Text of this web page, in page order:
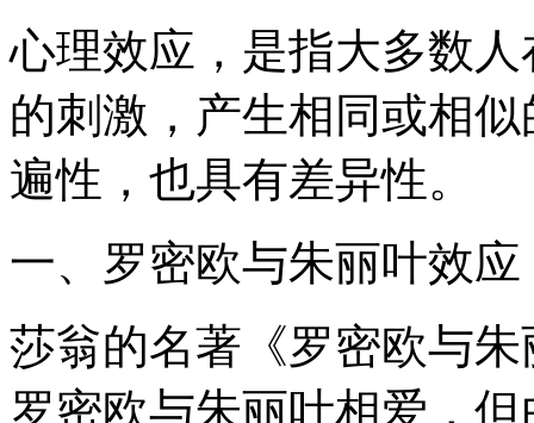
心理效应，是指大多数
的刺激，产生相同或相
遍性，也具有差异性。
一、罗密欧与朱丽叶效应
莎翁的名著《罗密欧与
罗密欧与朱丽叶相爱，